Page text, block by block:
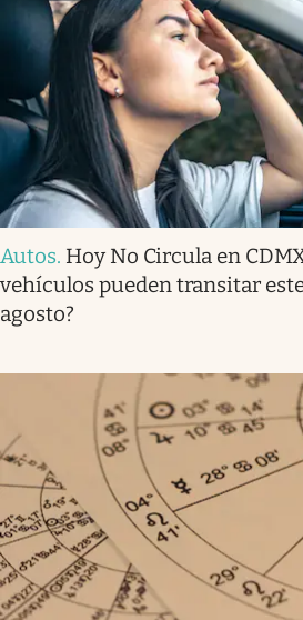
Autos. Hoy No Circula en
vehículos pueden transitar
agosto?